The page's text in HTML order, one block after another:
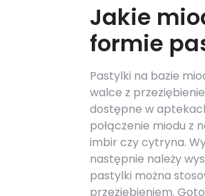
Jakie
formie
Pastylki na bazie
walce z
dostępne w
połączenie miodu z
imbir czy cytryna.
następnie należy
pastylki można
przeziębieniem.